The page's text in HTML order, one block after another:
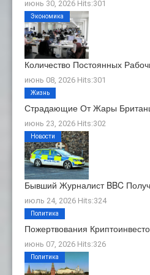
июнь 30, 2026 Hits:301
Количество Постоянных
июнь 08, 2026 Hits:301
Экономика
Страдающие От Жары
июнь 23, 2026 Hits:302
Жизнь
Бывший Журналист BBC
июль 24, 2026 Hits:324
Новости
Пожертвования
июнь 07, 2026 Hits:326
Политика
Политика